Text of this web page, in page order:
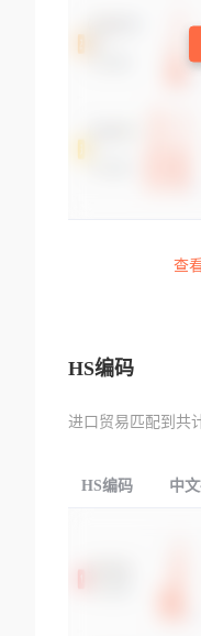
查
HS编码
进口贸易匹配到共
HS编码 中